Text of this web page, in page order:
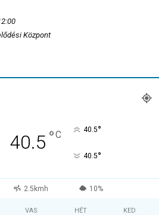
Központ
40.5 °C 40.5°
40.5°
2.5kmh 10%
VAS HÉT KED